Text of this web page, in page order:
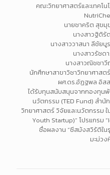
คณะวิทยาศาสตร์และเทคโ
นายชาคริต สุขมุ
นางสาวฐิติรั
นางสาววาสนา ลีชัย
นางสาวรัชด
นางสาวณิชชาวี
นักศึกษาสาขาวิชาวิทยาศาสต
ผศ.ดร.อัฏฐพล อิส
ได้รับทุนสนับสนุนจากกองทุนพั
นวัตกรรม (TED Fund) สำ
วิทยาศาสตร์ วิจัยและนวัตกรรม ใ
Youth Startup)” โปรแกรม
ชื่อผลงาน “ซีสมังสวิรัติใ
มะม่ว